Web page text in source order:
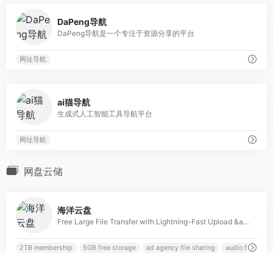
DaPeng导航
DaPeng导航是一个专注于资源分享的平台
网址导航
ai猫导航
生成式人工智能工具导航平台
网址导航
网盘云储
海洋云盘
Free Large File Transfer with Lightning-Fast Upload &amp; Download Speeds
2TB membership 5GB free storage ad agency file sharing audio file